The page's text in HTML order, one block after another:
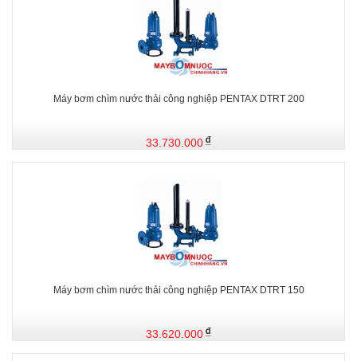
Máy bơm chìm nước thải công nghiệp PENTAX DTRT 200
33.730.000
Máy bơm chìm nước thải công nghiệp PENTAX DTRT 150
33.620.000